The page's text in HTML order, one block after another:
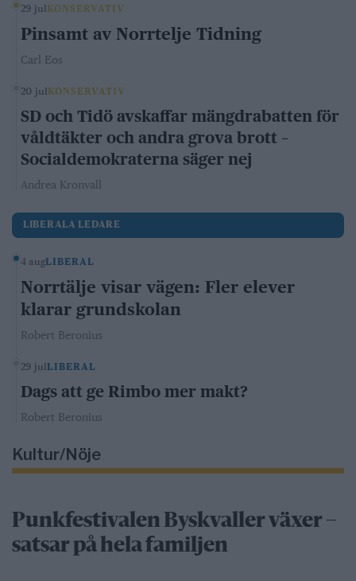
29 jul KONSERVATIV
Pinsamt av Norrtelje Tidning
Carl Eos
20 jul KONSERVATIV
SD och Tidö avskaffar mängdrabatten för
våldtäkter och andra grova brott –
Socialdemokraterna säger nej
Andrea Kronvall
LIBERALA LEDARE
4 augLIBERAL
Norrtälje visar vägen: Fler elever
klarar grundskolan
Robert Beronius
29 julLIBERAL
Dags att ge Rimbo mer makt?
Robert Beronius
Kultur/Nöje
Punkfestivalen Byskvaller växer –
satsar på hela familjen